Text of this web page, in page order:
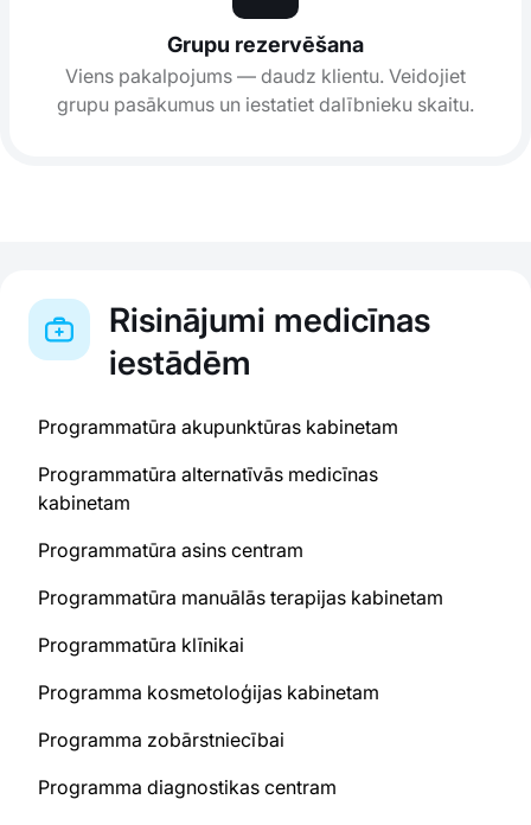
Grupu rezervēšana
Viens pakalpojums — daudz klientu. Veidojiet
grupu pasākumus un iestatiet dalībnieku skaitu.
Risinājumi medicīnas
iestādēm
Programmatūra akupunktūras kabinetam
Programmatūra alternatīvās medicīnas
kabinetam
Programmatūra asins centram
Programmatūra manuālās terapijas kabinetam
Programmatūra klīnikai
Programma kosmetoloģijas kabinetam
Programma zobārstniecībai
Programma diagnostikas centram